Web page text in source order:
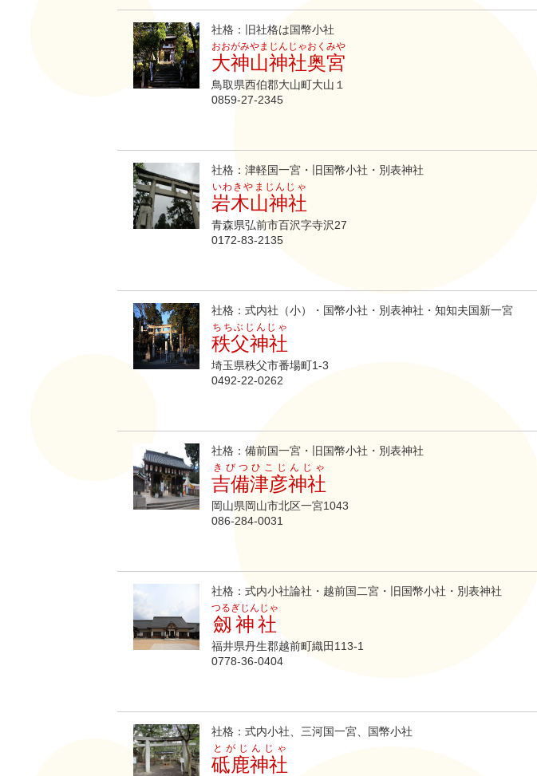
社格：旧社格は国幣小社
大神山神社奥宮
おおがみやまじんじゃおくみや
鳥取県西伯郡大山町大山１
0859-27-2345
社格：津軽国一宮・旧国幣小社・別表神社
岩木山神社
いわきやまじんじゃ
青森県弘前市百沢字寺沢27
0172-83-2135
社格：式内社（小）・国幣小社・別表神社・知知夫国新一宮
秩父神社
ちちぶじんじゃ
埼玉県秩父市番場町1-3
0492-22-0262
社格：備前国一宮・旧国幣小社・別表神社
吉備津彦神社
きびつひこじんじゃ
岡山県岡山市北区一宮1043
086-284-0031
社格：式内小社論社・越前国二宮・旧国幣小社・別表神社
劔神社
つるぎじんじゃ
福井県丹生郡越前町織田113-1
0778-36-0404
社格：式内小社、三河国一宮、国幣小社
砥鹿神社
とがじんじゃ